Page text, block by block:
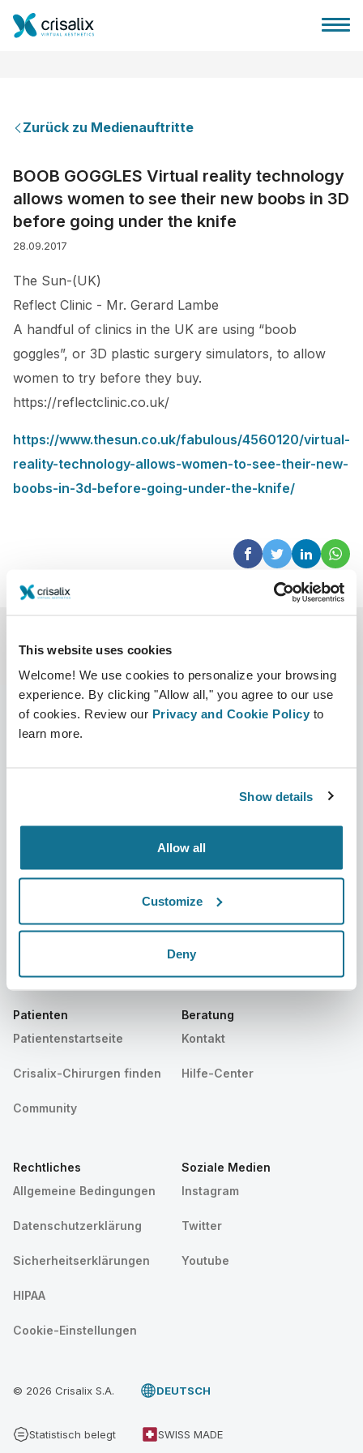
This website uses cookies
Welcome! We use cookies to personalize your browsing
experience. By clicking "Allow all," you agree to our use
of cookies. Review our Privacy and Cookie Policy to
learn more.
Show details
Allow all
Customize
Deny
Bewertungen von Patienten
Zurück zu Medienauftritte
BOOB GOGGLES Virtual reality technology
allows women to see their new boobs in 3D
before going under the knife
28.09.2017
The Sun-(UK)
Reflect Clinic - Mr. Gerard Lambe
A handful of clinics in the UK are using “boob
goggles”, or 3D plastic surgery simulators, to allow
women to try before they buy.
https://reflectclinic.co.uk/
https://www.thesun.co.uk/fabulous/4560120/virtual-
reality-technology-allows-women-to-see-their-new-
boobs-in-3d-before-going-under-the-knife/
Veranstaltungen
Pläne für Chirurgen
Customer Stories
Patienten
Patientenstartseite
Crisalix-Chirurgen finden
Community
Beratung
Kontakt
Hilfe-Center
Rechtliches
Allgemeine Bedingungen
Datenschutzerklärung
Sicherheitserklärungen
HIPAA
Cookie-Einstellungen
Soziale Medien
Instagram
Twitter
Youtube
© 2026 Crisalix S.A. DEUTSCH
Statistisch belegt SWISS MADE